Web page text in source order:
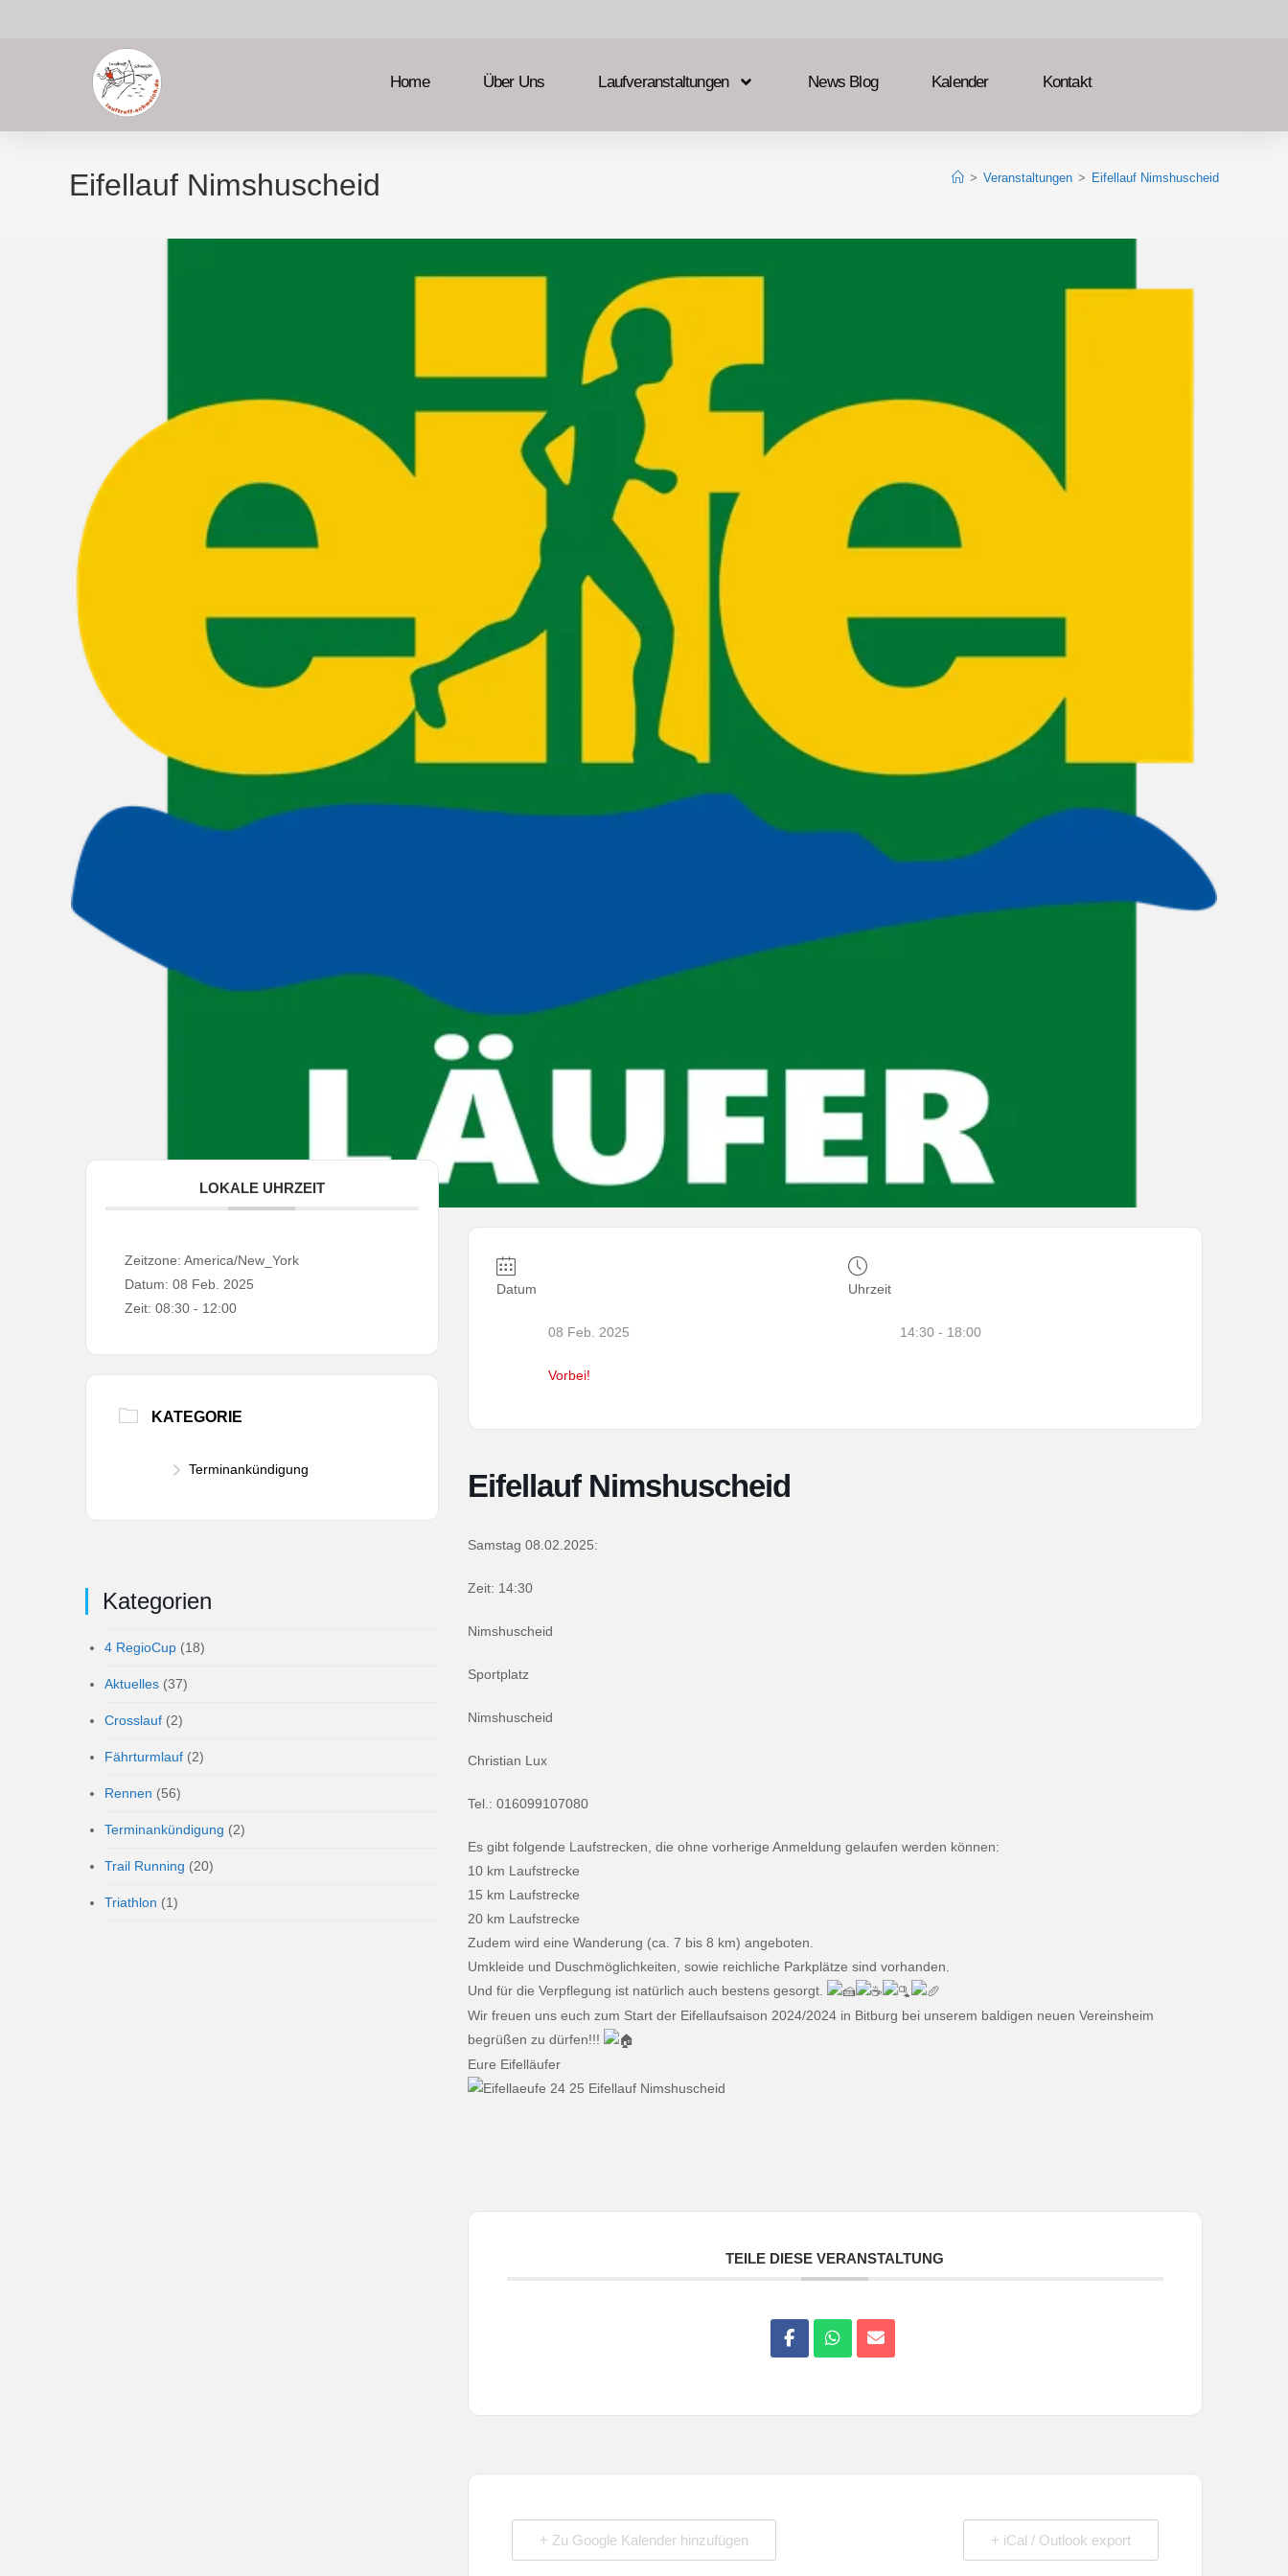
Home Über Uns Laufveranstaltungen News Blog Kalender Kontakt
Eifellauf Nimshuscheid > Veranstaltungen > Eifellauf Nimshuscheid
LOKALE UHRZEIT
Zeitzone: America/New_York
Datum: 08 Feb. 2025
Zeit: 08:30 - 12:00
KATEGORIE
Terminankündigung
Kategorien
4 RegioCup (18)
Aktuelles (37)
Crosslauf (2)
Fährturmlauf (2)
Rennen (56)
Terminankündigung (2)
Trail Running (20)
Triathlon (1)
Datum
08 Feb. 2025
Vorbei!
Uhrzeit
14:30 - 18:00
Eifellauf Nimshuscheid
Samstag 08.02.2025:
Zeit: 14:30
Nimshuscheid
Sportplatz
Nimshuscheid
Christian Lux
Tel.: 016099107080
Es gibt folgende Laufstrecken, die ohne vorherige Anmeldung gelaufen werden können:
10 km Laufstrecke
15 km Laufstrecke
20 km Laufstrecke
Zudem wird eine Wanderung (ca. 7 bis 8 km) angeboten.
Umkleide und Duschmöglichkeiten, sowie reichliche Parkplätze sind vorhanden.
Und für die Verpflegung ist natürlich auch bestens gesorgt.
Wir freuen uns euch zum Start der Eifellaufsaison 2024/2024 in Bitburg bei unserem baldigen neuen Vereinsheim
begrüßen zu dürfen!!!
Eure Eifelläufer
TEILE DIESE VERANSTALTUNG
+ Zu Google Kalender hinzufügen + iCal / Outlook export